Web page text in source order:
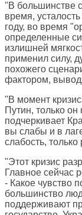
"В большинстве
время,
году, во время
определенные
излишней
применил силу,
похожего
фактором,
"В момент
Путин, только
подчеркивает
вы слабы и в
слабость, только
"Этот кризис
Главное сейчас
- Какое чувство
большинство
поддерживают